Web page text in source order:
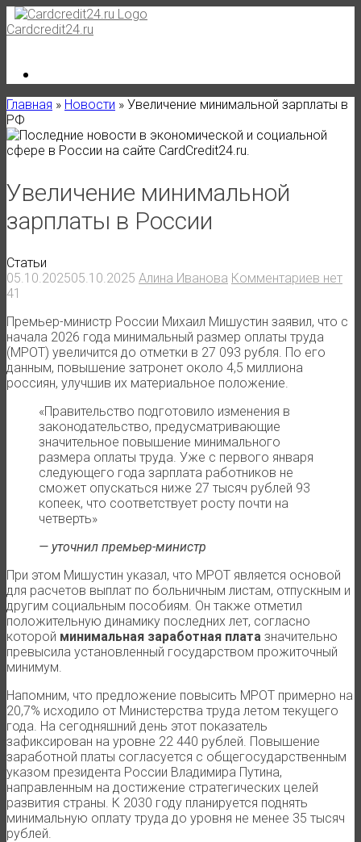
Skip
to
Cardcredit24.ru
Главная » Новости » Увеличение минимальной зарплаты в
РФ
Увеличение минимальной
зарплаты в России
Статьи
05.10.202505.10.2025 Алина Иванова Комментариев нет
41
Премьер-министр России Михаил Мишустин заявил, что с
начала 2026 года минимальный размер оплаты труда
(МРОТ) увеличится до отметки в 27 093 рубля. По его
данным, повышение затронет около 4,5 миллиона
россиян, улучшив их материальное положение.
«Правительство подготовило изменения в
законодательство, предусматривающие
значительное повышение минимального
размера оплаты труда. Уже с первого января
следующего года зарплата работников не
сможет опускаться ниже 27 тысяч рублей 93
копеек, что соответствует росту почти на
четверть»
— уточнил премьер-министр
При этом Мишустин указал, что МРОТ является основой
для расчетов выплат по больничным листам, отпускным и
другим социальным пособиям. Он также отметил
положительную динамику последних лет, согласно
которой минимальная заработная плата значительно
превысила установленный государством прожиточный
минимум.
Напомним, что предложение повысить МРОТ примерно на
20,7% исходило от Министерства труда летом текущего
года. На сегодняшний день этот показатель
зафиксирован на уровне 22 440 рублей. Повышение
заработной платы согласуется с общегосударственным
указом президента России Владимира Путина,
направленным на достижение стратегических целей
развития страны. К 2030 году планируется поднять
минимальную оплату труда до уровня не менее 35 тысяч
рублей.